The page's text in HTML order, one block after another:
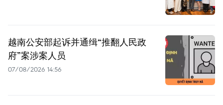
越南公安部起诉并通缉“推翻人民政
府”案涉案人员
07/08/2026 14:56